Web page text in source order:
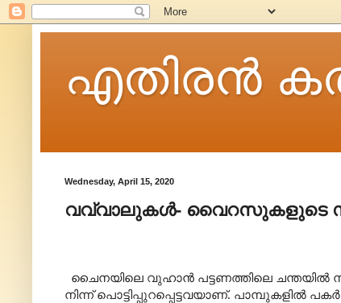
എതിരന്‍
Wednesday, April 15, 2020
വവ്വാലുകൾ- വൈറസുകളുടെ
ചൈനയിലെ വുഹാൻ പട്ടണത്തിലെ ചന്തയിൽ
നിന്ന് പൊട്ടിപ്പുറപ്പെട്ടവയാണ്.